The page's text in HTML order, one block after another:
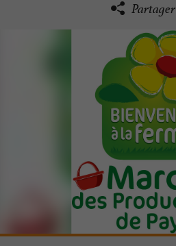
Partager